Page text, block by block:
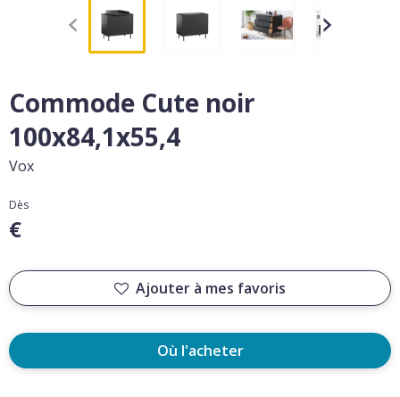
Commode Cute noir
100x84,1x55,4
Vox
Dès
€
Ajouter à mes favoris
Où l'acheter